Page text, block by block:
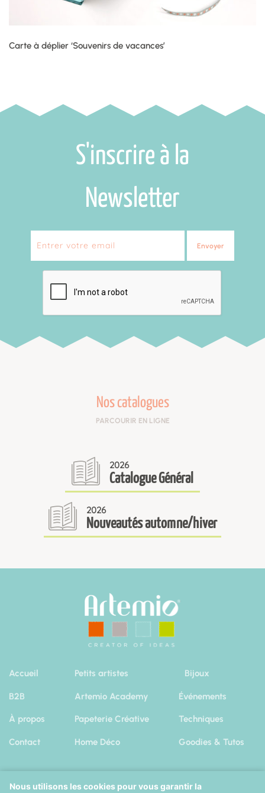
Carte à déplier ‘Souvenirs de vacances’
S'inscrire à la
Newsletter
Envoyer
Nos catalogues
PARCOURIR EN LIGNE
2026
Catalogue Général
2026
Nouveautés automne/hiver
Accueil
B2B
À propos
Contact
Petits artistes
Artemio Academy
Papeterie Créative
Home Déco
Bijoux
Événements
Techniques
Goodies & Tutos
Nous utilisons les cookies pour vous garantir la